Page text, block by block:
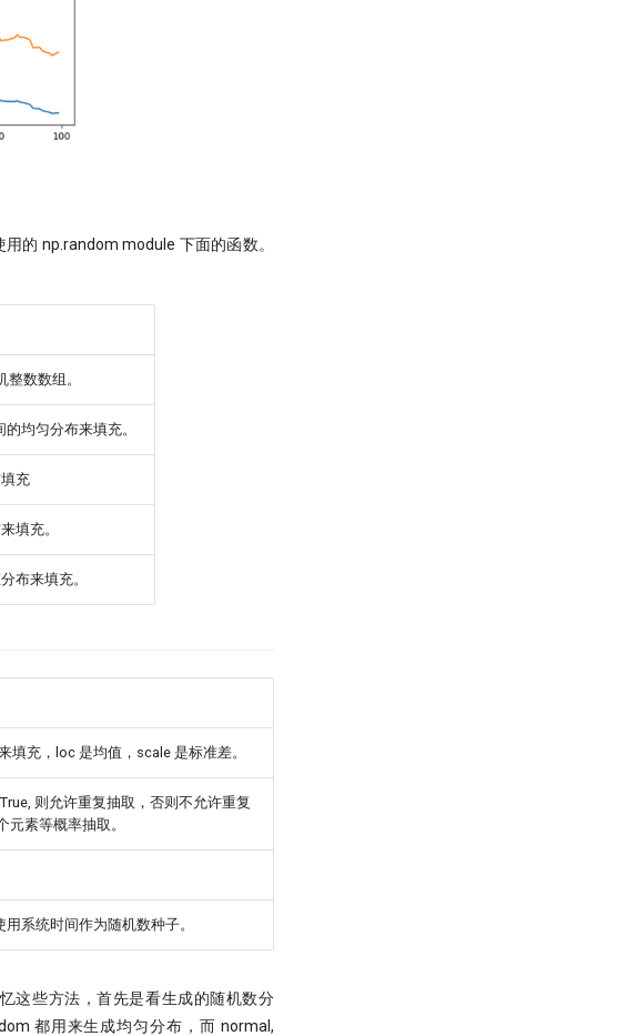
的 np.random module 下面的函数。
数数组。
均匀分布来填充。
充
填充。
布来填充。
填充，loc 是均值，scale 是标准差。
则允许重复抽取，否则不允许重复
素等概率抽取。
系统时间作为随机数种子。
这些方法，首先是看生成的随机数分
都用来生成均匀分布，而 normal,